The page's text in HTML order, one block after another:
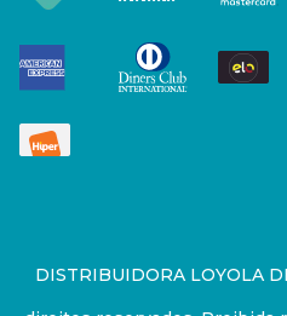
DISTRIBUIDORA LOYOLA